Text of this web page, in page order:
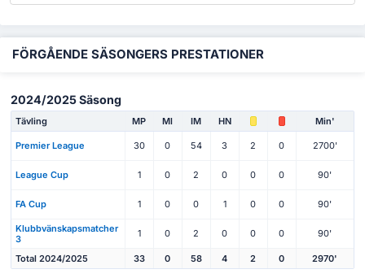
FÖRGÅENDE SÄSONGERS PRESTATIONER
2024/2025 Säsong
Tävling MP Ml IM HN Min'
Premier League 30 0 54 3 2 0 2700'
League Cup 1 0 2 0 0 0 90'
FA Cup 1 0 0 1 0 0 90'
Klubbvänskapsmatcher
3
1 0 2 0 0 0 90'
Total 2024/2025 33 0 58 4 2 0 2970'